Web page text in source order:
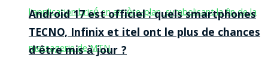
Android 17 est officiel : quels smartphones
TECNO, Infinix et itel ont le plus de chances
d’être mis à jour ?